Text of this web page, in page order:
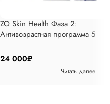
ZO Skin Health Фаза 2:
Антивозрастная программа 5
24 000₽
Читать далее